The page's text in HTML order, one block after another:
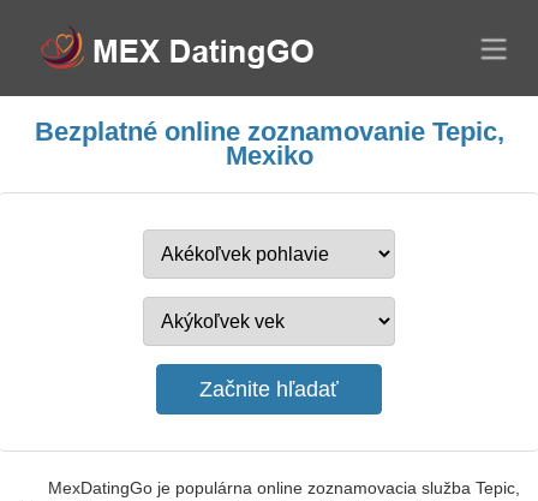
Bezplatné online zoznamovanie Tepic,
Mexiko
MexDatingGo je populárna online zoznamovacia služba Tepic,